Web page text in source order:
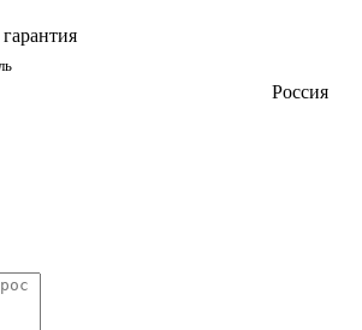
Россия